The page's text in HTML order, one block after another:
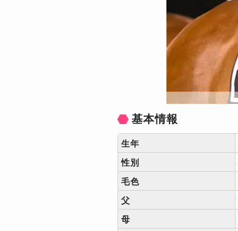
基本情報
生年
性別
毛色
父
母